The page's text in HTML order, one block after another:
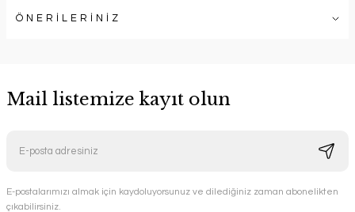
ÖNERİLERİNİZ
Mail listemize kayıt olun
E-postalarımızı almak için kaydoluyorsunuz ve dilediğiniz zaman abonelikten
çıkabilirsiniz.